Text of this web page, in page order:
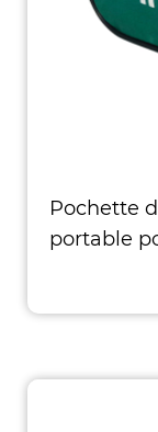
Pochette
portable